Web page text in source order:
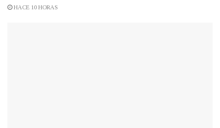
HACE 10 HORAS